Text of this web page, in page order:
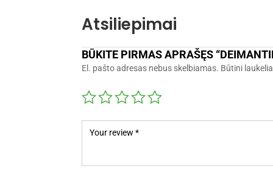
Atsiliepimai
BŪKITE PIRMAS APRAŠĘS
El. pašto adresas nebus skelbiamas. Būtini